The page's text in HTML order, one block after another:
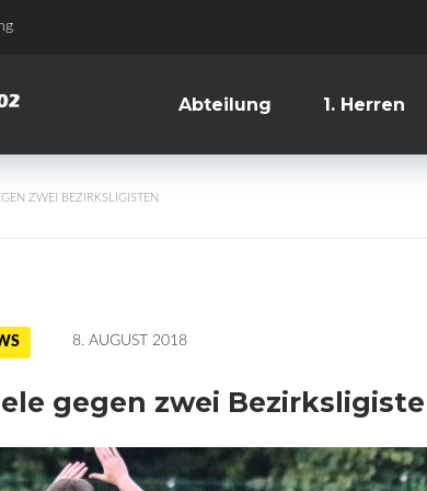
Abteilung 1. Herren
ZWEI BEZIRKSLIGISTEN
8. AUGUST 2018
gegen zwei